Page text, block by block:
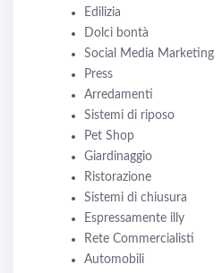
Edilizia
Dolci bontà
Social Media Marketing
Press
Arredamenti
Sistemi di riposo
Pet Shop
Giardinaggio
Ristorazione
Sistemi di chiusura
Espressamente illy
Rete Commercialisti
Automobili